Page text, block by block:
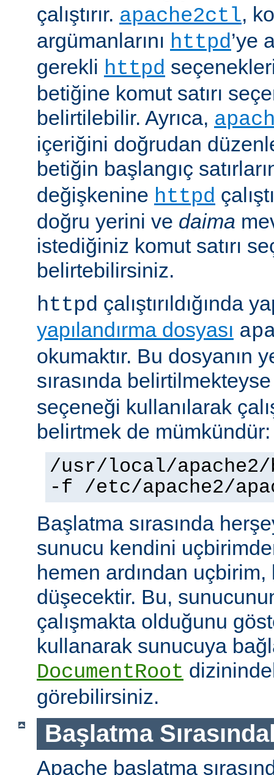
çalıştırır. apache2ctl,
argümanlarını httpd’ye
gerekli httpd
betiğine komut satırı
belirtilebilir. Ayrıca,
içeriğini doğrudan
betiğin başlangıç
değişkenine httpd
doğru yerini ve daima
istediğiniz komut satırı
belirtebilirsiniz.
httpd çalıştırıldığında
yapılandırma dosyası
okumaktır. Bu dosyanın
sırasında
seçeneği kullanılarak
belirtmek de mümkündür:
/usr/local/
-f /etc/apache2/
Başlatma sırasında
sunucu kendini
hemen ardından
düşecektir. Bu,
çalışmakta olduğunu
kullanarak sunucuya
DocumentRoot
görebilirsiniz.
Başlatma
Apache başlatma